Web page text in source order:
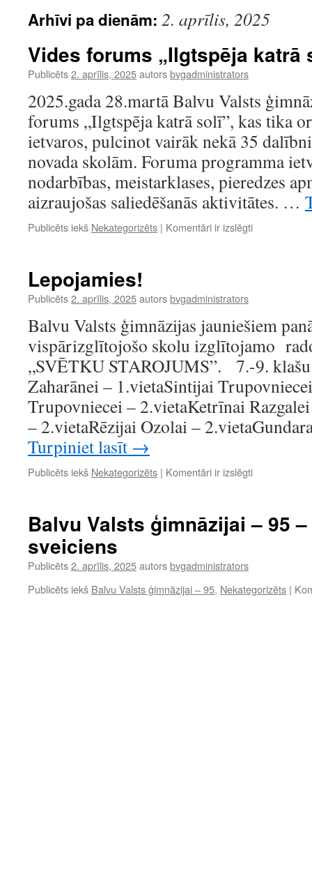
Arhīvi pa dienām: 2. aprīlis, 2025
Vides forums „Ilgtspēja katrā
Publicēts2. aprīlis, 2025autorsbvgadministrators
2025.gada 28.martā Balvu Valsts
forums „Ilgtspēja katrā solī”, kas tika
ietvaros, pulcinot vairāk nekā 35
novada skolām. Foruma programma
nodarbības, meistarklases, pieredzes
aizraujošas saliedēšanās aktivitātes. …
Publicēts iekš Nekategorizēts | Komentāri ir izslēgtiVides
Lepojamies!
Publicēts2. aprīlis, 2025autorsbvgadministrators
Balvu Valsts ģimnāzijas jauniešiem
vispārizglītojošo skolu izglītojamo
„SVĒTKU STAROJUMS”. 7.-9.
Zaharānei – 1.vietaSintijai
Trupovniecei – 2.vietaKetrīnai
– 2.vietaRēzijai Ozolai –
Turpiniet lasīt →
Publicēts iekš Nekategorizēts | Komentāri ir izslēgtiLepojamies!
Balvu Valsts ģimnāzijai – 95
sveiciens
Publicēts2. aprīlis, 2025autorsbvgadministrators
Publicēts iekš Balvu Valsts ģimnāzijai – 95, Nekategorizēts |